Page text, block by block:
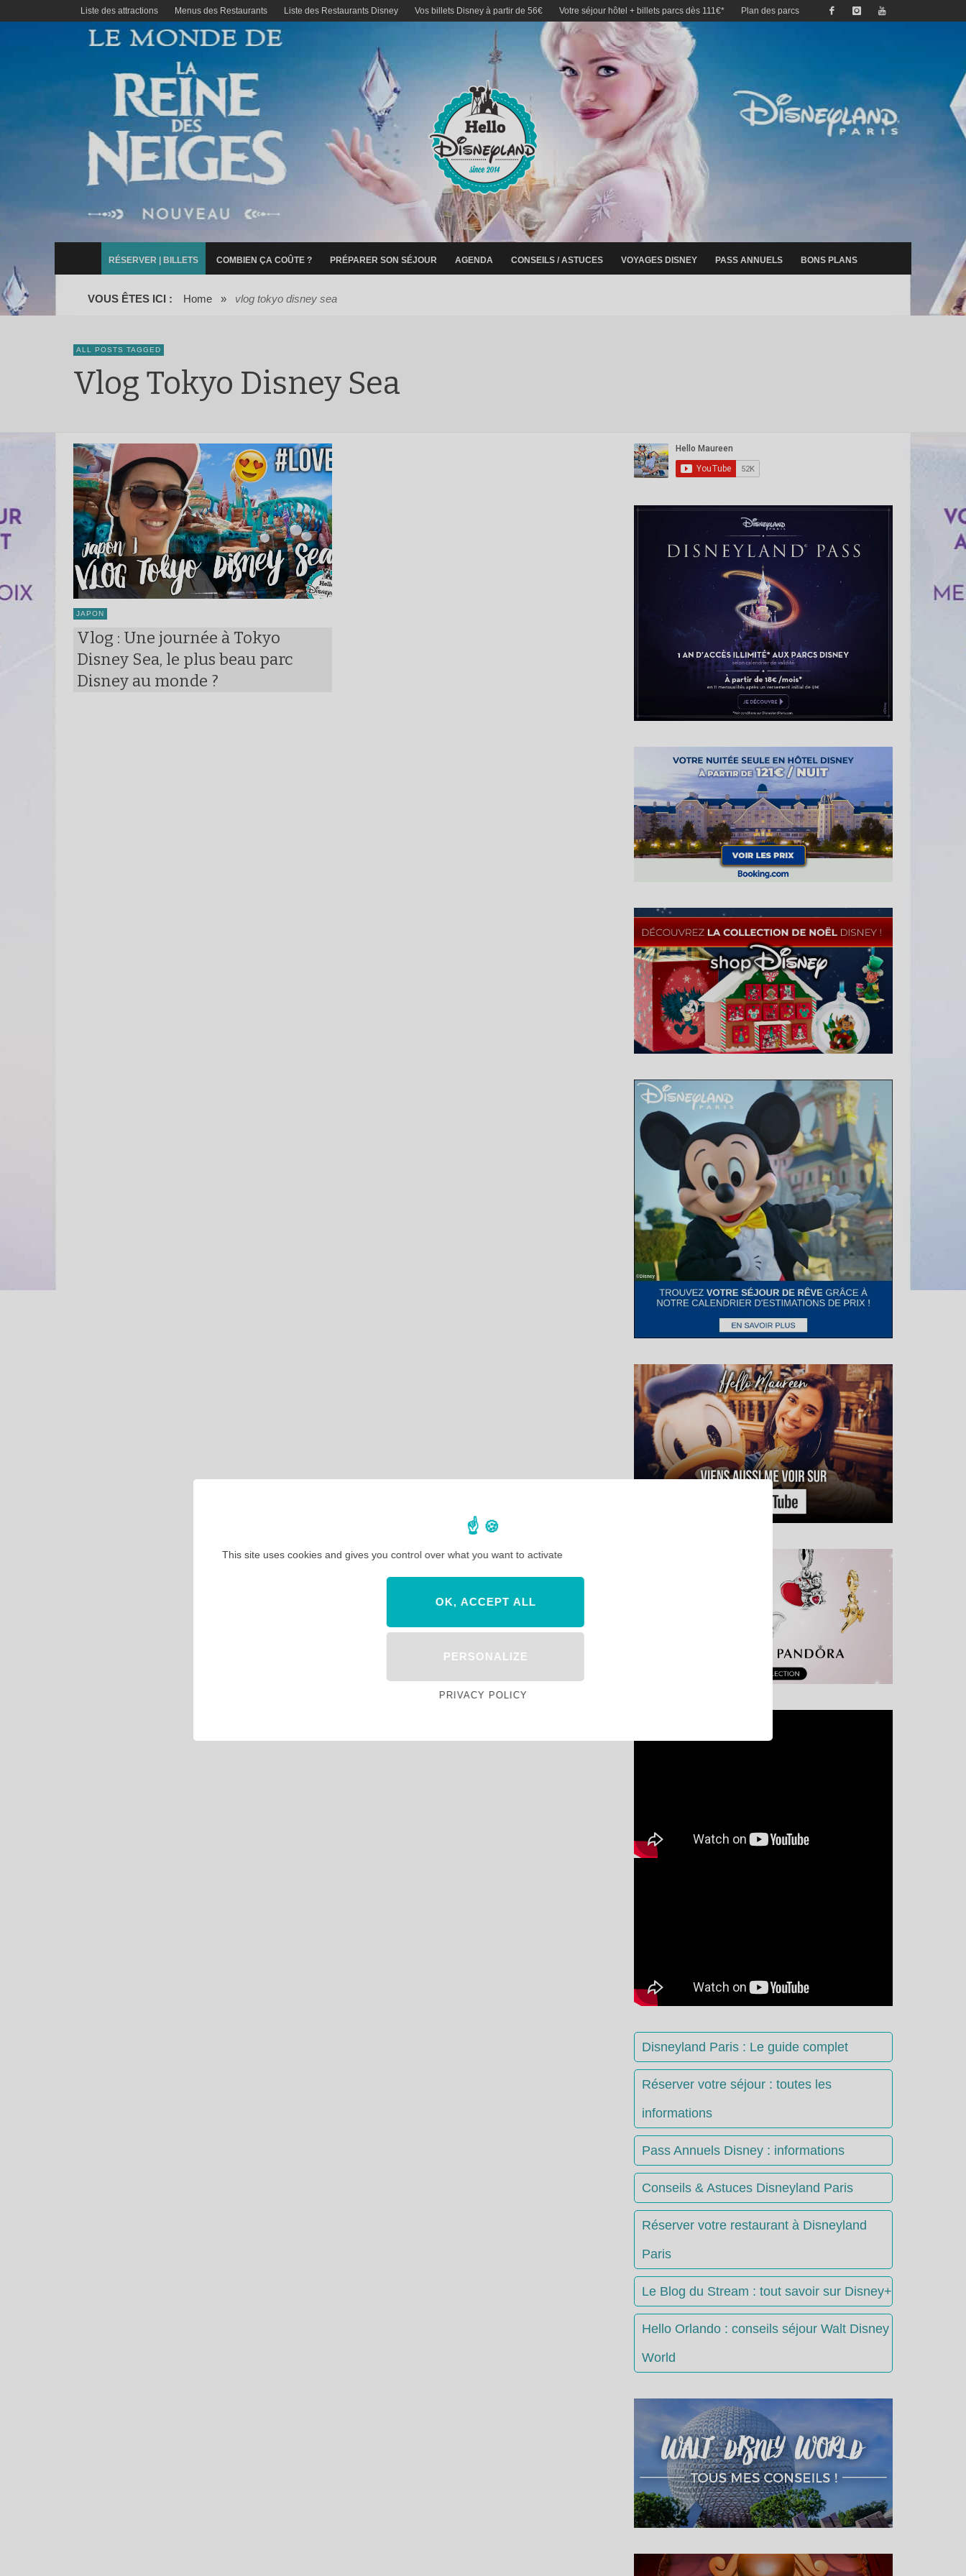
Liste des attractions Menus des Restaurants Liste des Restaurants Disney Vos billets Disney à partir de 56€ Votre séjour hôtel + billets parcs dès 111€* Plan des parcs
RÉSERVER | BILLETS COMBIEN ÇA COÛTE ? PRÉPARER SON SÉJOUR AGENDA CONSEILS / ASTUCES VOYAGES DISNEY PASS ANNUELS BONS PLANS
VOUS ÊTES ICI : Home » vlog tokyo disney sea
ALL POSTS TAGGED
Vlog Tokyo Disney Sea
JAPON
Vlog : Une journée à Tokyo
Disney Sea, le plus beau parc
Disney au monde ?
Disneyland Paris : Le guide complet
Réserver votre séjour : toutes les
informations
Pass Annuels Disney : informations
Conseils & Astuces Disneyland Paris
Réserver votre restaurant à Disneyland
Paris
Le Blog du Stream : tout savoir sur Disney+
Hello Orlando : conseils séjour Walt Disney
World
This site uses cookies and gives you control over what you want to activate
OK, ACCEPT ALL
PERSONALIZE
PRIVACY POLICY